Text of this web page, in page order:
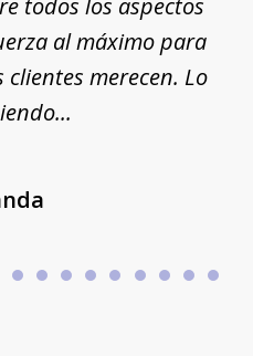
todos los aspectos
al máximo para
merecen. Lo